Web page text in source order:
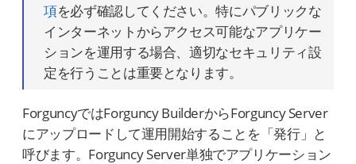
項を必ず確認してください。特にパブリックな
インターネットからアクセス可能なアプリケー
ションを運用する場合、適切なセキュリティ設
定を行うことは重要となります。
ForguncyではForguncy BuilderからForguncy Server
にアップロードして運用開始することを「発行」と
呼びます。Forguncy Server単独でアプリケーション